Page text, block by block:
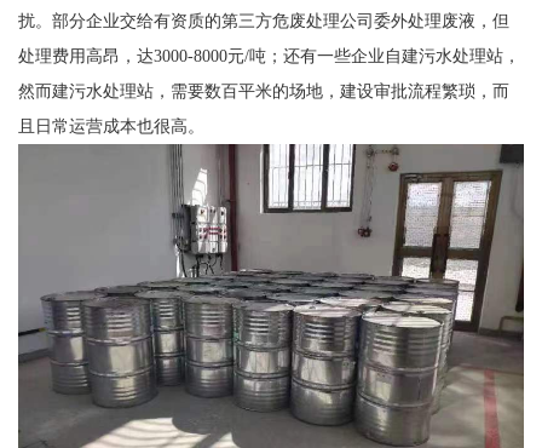
扰。部分企业交给有资质的第三方危废处理公司委外处理废液，但
处理费用高昂，达3000-8000元/吨；还有一些企业自建污水处理站，
然而建污水处理站，需要数百平米的场地，建设审批流程繁琐，而
且日常运营成本也很高。